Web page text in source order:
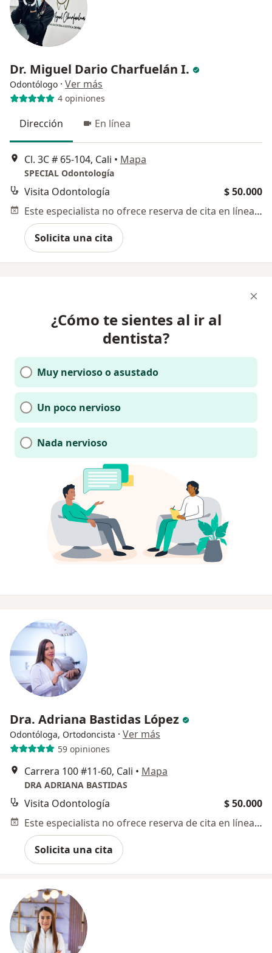
Dr. Miguel Dario Charfuelán I.
Odontólogo · Ver más
4 opiniones
Dirección En línea
Cl. 3C # 65-104, Cali • Mapa
SPECIAL Odontología
Visita Odontología
$ 50.000
Este especialista no ofrece reserva de cita en línea en esta dirección.
Solicita una cita
¿Cómo te sientes al ir al
dentista?
Muy nervioso o asustado
Un poco nervioso
Nada nervioso
Dra. Adriana Bastidas López
Odontóloga, Ortodoncista · Ver más
59 opiniones
Carrera 100 #11-60, Cali • Mapa
DRA ADRIANA BASTIDAS
Visita Odontología
$ 50.000
Este especialista no ofrece reserva de cita en línea en esta dirección.
Solicita una cita